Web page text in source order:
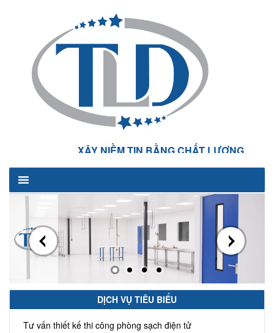
XÂY NIỀM TIN BẰNG CHẤT LƯỢNG
DỊCH VỤ TIÊU BIỂU
Tư vấn thiết kế thi công phòng sạch điện tử